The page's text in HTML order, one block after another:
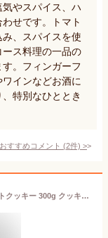
やスパイス、ハ
せです。トマト
、スパイスを使
ス料理の一品の
。フィンガーフ
インなどお酒に
特別なひととき
すすめコメント (2件) >
チャーチル 水仙缶 ティン缶入り チョコレートクッキー 300g クッキー缶 Churchill's Daffodil おしゃれ かわいい チョコクッキー スイセン お菓子缶 焼菓子 ビスケット イギリス土産 おもたせ 手土産 ギフト プレゼント 誕生日 バレンタイン FD208